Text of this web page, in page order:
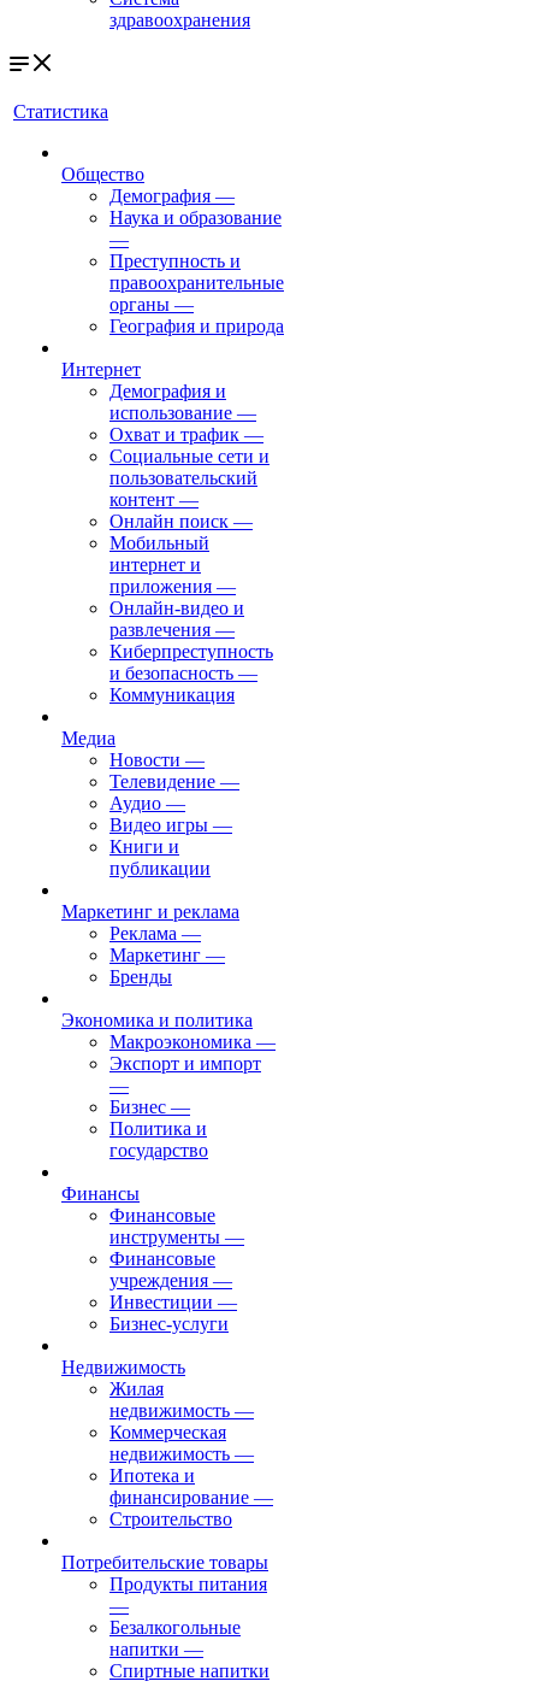
здравоохранения
Статистика
Общество
Демография —
Наука и образование
—
Преступность и
правоохранительные
органы —
География и природа
Интернет
Демография и
использование —
Охват и трафик —
Социальные сети и
пользовательский
контент —
Онлайн поиск —
Мобильный
интернет и
приложения —
Онлайн-видео и
развлечения —
Киберпреступность
и безопасность —
Коммуникация
Медиа
Новости —
Телевидение —
Аудио —
Видео игры —
Книги и
публикации
Маркетинг и реклама
Реклама —
Маркетинг —
Бренды
Экономика и политика
Макроэкономика —
Экспорт и импорт
—
Бизнес —
Политика и
государство
Финансы
Финансовые
инструменты —
Финансовые
учреждения —
Инвестиции —
Бизнес-услуги
Недвижимость
Жилая
недвижимость —
Коммерческая
недвижимость —
Ипотека и
финансирование —
Строительство
Потребительские товары
Продукты питания
—
Безалкогольные
напитки —
Спиртные напитки